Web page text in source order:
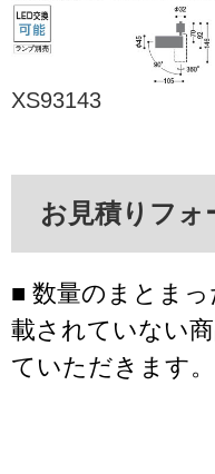
XS93143
お見積りフォ
■ 数量のまとま
載されていない
ていただきます。